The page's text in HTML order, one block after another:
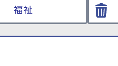
福祉